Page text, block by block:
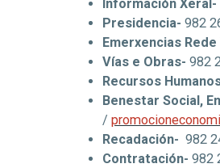
Información Xeral-
Presidencia- 982
Emerxencias
Vías e Obras- 982
Recursos
Benestar Social,
/
Recadación- 982
Contratación- 982